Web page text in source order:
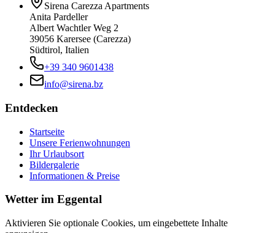
Sirena Carezza Apartments
Anita Pardeller
Albert Wachtler Weg 2
39056 Karersee (Carezza)
Südtirol, Italien
+39 340 9601438
info@sirena.bz
Entdecken
Startseite
Unsere Ferienwohnungen
Ihr Urlaubsort
Bildergalerie
Informationen & Preise
Wetter im Eggental
Aktivieren Sie optionale Cookies, um eingebettete Inhalte